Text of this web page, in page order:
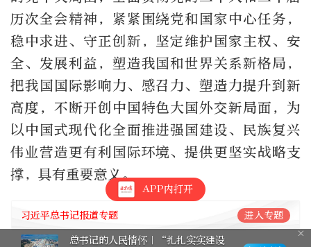
历次全会精神，紧紧围绕党和国家中心任务，
稳中求进、守正创新，坚定维护国家主权、安
全、发展利益，塑造我国和世界关系新格局，
把我国国际影响力、感召力、塑造力提升到新
高度，不断开创中国特色大国外交新局面，为
以中国式现代化全面推进强国建设、民族复兴
伟业营造更有利国际环境、提供更坚实战略支
撑，具有重要意义。
习近平总书记报道专题 进入专题
APP内打开
总书记的人民情怀｜“扎扎实实建设